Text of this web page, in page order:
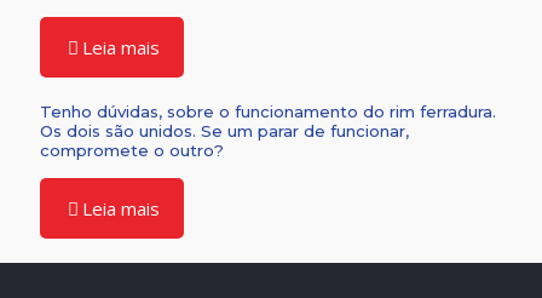
Leia mais
Tenho dúvidas, sobre o funcionamento do rim ferradura.
Os dois são unidos. Se um parar de funcionar,
compromete o outro?
Leia mais